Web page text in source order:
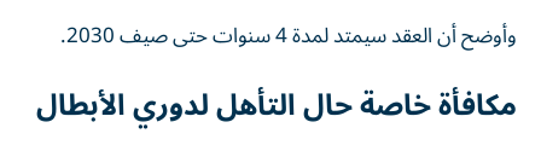
وأوضح أن العقد سيمتد لمدة 4 سنوات حتى صيف 2030.
مكافأة خاصة حال التأهل لدوري الأبطال